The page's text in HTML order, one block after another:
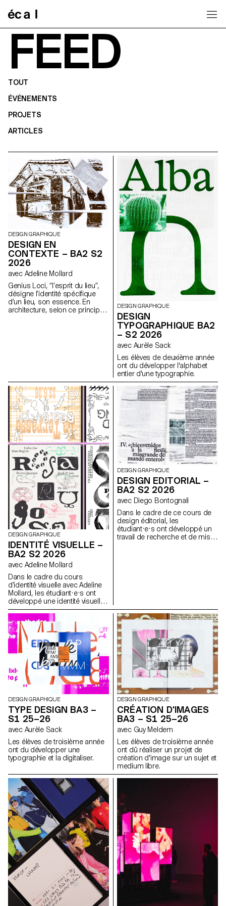
FEED
TOUT
ÉVÉNEMENTS
PROJETS
ARTICLES
DESIGN GRAPHIQUE
DESIGN EN
CONTEXTE – BA2 S2
2026
avec Adeline Mollard
Genius Loci, “l’esprit du lieu”,
désigne l’identité spécifique
d’un lieu, son essence. En
architecture, selon ce principe,
d’en faire la promotion, ou de
prolonger la communication du
lieu.
DESIGN GRAPHIQUE
DESIGN
TYPOGRAPHIQUE BA2
– S2 2026
avec Aurèle Sack
Les élèves de deuxième année
ont du développer l'alphabet
entier d'une typographie.
DESIGN GRAPHIQUE
IDENTITÉ VISUELLE –
BA2 S2 2026
avec Adeline Mollard
Dans le cadre du cours
d’identité visuelle avec Adeline
Mollard, les étudiant·e·s ont
développé une identité visuelle
à partir d’une carte de visite
tirée au hasard. En
s’appropriant un élément
graphique et son intitulé,
chaque projet propose une
interprétation singulière de
celle-ci. Chaque proposition
s’accompagne également du
choix d’un outil en lien avec
l’événement associé (machine
à tatouer, ponceuse, matériel
de lithographie, etc.), utilisé
comme prolongement
conceptuel et graphique du
projet. L'identité est déclinée
sur une série de supports, de
la carte de visite au format F4,
comprenant affiches, flyers,
cartes de visite ainsi qu'une
affiche animée.
DESIGN GRAPHIQUE
DESIGN EDITORIAL –
BA2 S2 2026
avec Diego Bontognali
Dans le cadre de ce cours de
design éditorial, les
étudiant·e·s ont développé un
travail de recherche et de mise
DESIGN GRAPHIQUE
TYPE DESIGN BA3 –
S1 25–26
avec Aurèle Sack
Les élèves de troisième année
ont du développer une
typographie et la digitaliser.
DESIGN GRAPHIQUE
CRÉATION D'IMAGES
BA3 – S1 25–26
avec Guy Meldem
Les élèves de troisième année
ont dû réaliser un projet de
création d'image sur un sujet et
medium libre.